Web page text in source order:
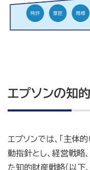
エプソンの知
エプソンでは、「主体
動指針とし、経営戦略
た知的財産戦略（以下